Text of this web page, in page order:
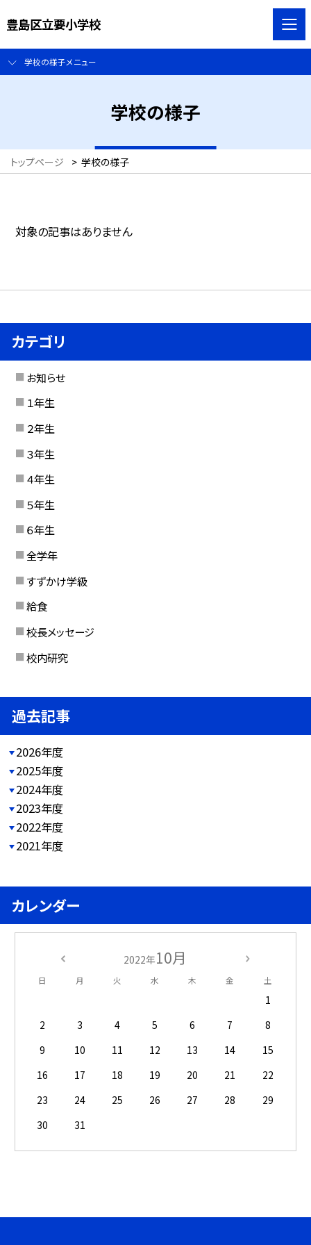
豊島区立要小学校
学校の様子メニュー
学校の様子
トップページ > 学校の様子
対象の記事はありません
カテゴリ
お知らせ
１年生
２年生
３年生
４年生
５年生
６年生
全学年
すずかけ学級
給食
校長メッセージ
校内研究
過去記事
2026年度
2025年度
2024年度
2023年度
2022年度
2021年度
カレンダー
2022年10月
日 月 火 水 木 金 土
1
2
3 4 5 6 7
8
9
10 11 12 13 14
15
16
17 18 19 20 21
22
23
24 25 26 27 28
29
30
31